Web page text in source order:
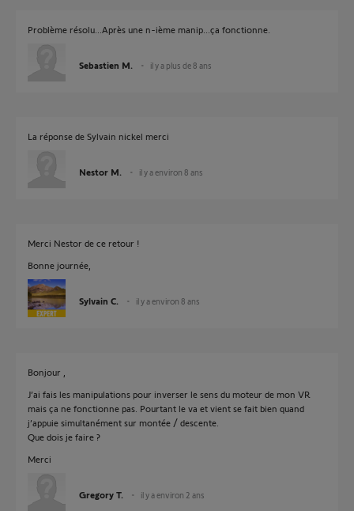
Problème résolu...Après une n-ième manip...ça fonctionne.
Sebastien M. il y a plus de 8 ans
La réponse de Sylvain nickel merci
Nestor M. il y a environ 8 ans
Merci Nestor de ce retour !
Bonne journée,
Sylvain C. il y a environ 8 ans
Bonjour ,
J’ai fais les manipulations pour inverser le sens du moteur de mon VR
mais ça ne fonctionne pas. Pourtant le va et vient se fait bien quand
j’appuie simultanément sur montée / descente.
Que dois je faire ?
Merci
Gregory T. il y a environ 2 ans